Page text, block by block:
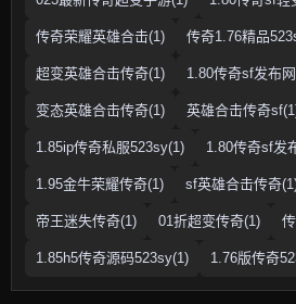
传奇荣耀英雄合击(1) 传奇1.76精品
超变英雄合击传奇(1) 1.80传奇sf发布
变态英雄合击传奇(1) 英雄合击传奇
1.85ip传奇私服523sy(1) 1.80传奇sf发
1.95金牛荣耀传奇(1) sf英雄合击传奇
帝王迷失传奇(1) 01折超变传奇(1)
1.85h5传奇源码523sy(1) 1.76版传奇